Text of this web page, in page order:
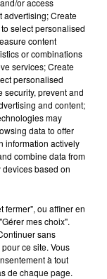
que tout
d'être la
derrière moi
les années à
et mon
volonté de
autant. Et peu
esthétiques,
de carrière !
or access
advertising; Create
select personalised
content
or combinations
services; Create
personalised
security, prevent and
and content;
may
data to offer
information actively
combine data from
based on
fermer", ou affiner en
mes choix".
sans
ce site. Vous
à tout
de chaque page.